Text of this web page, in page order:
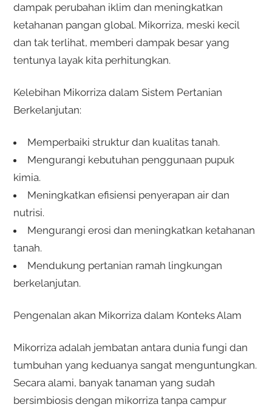
dampak perubahan iklim dan meningkatkan
ketahanan pangan global. Mikorriza, meski kecil
dan tak terlihat, memberi dampak besar yang
tentunya layak kita perhitungkan.
Kelebihan Mikorriza dalam Sistem Pertanian
Berkelanjutan:
Memperbaiki struktur dan kualitas tanah.
Mengurangi kebutuhan penggunaan pupuk
kimia.
Meningkatkan efisiensi penyerapan air dan
nutrisi.
Mengurangi erosi dan meningkatkan ketahanan
tanah.
Mendukung pertanian ramah lingkungan
berkelanjutan.
Pengenalan akan Mikorriza dalam Konteks Alam
Mikorriza adalah jembatan antara dunia fungi dan
tumbuhan yang keduanya sangat menguntungkan.
Secara alami, banyak tanaman yang sudah
bersimbiosis dengan mikorriza tanpa campur